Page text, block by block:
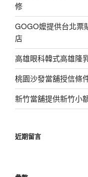
修
GOGO嬤提供台北票
店
高雄眼科韓式高雄隆
桃園沙發當舖授信條
新竹當舖提供新竹小
近期留言